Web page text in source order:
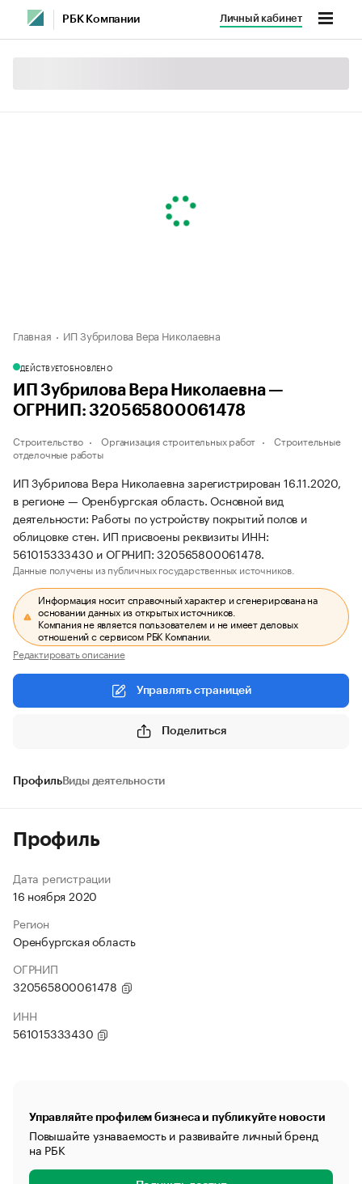
РБК Компании Личный кабинет
Главная ИП Зубрилова Вера Николаевна
ДЕЙСТВУЕТОБНОВЛЕНО
ИП Зубрилова Вера Николаевна —
ОГРНИП: 320565800061478
Строительство Организация строительных работ
Строительные
отделочные работы
ИП Зубрилова Вера Николаевна зарегистрирован 16.11.2020,
в регионе — Оренбургская область. Основной вид
деятельности: Работы по устройству покрытий полов и
облицовке стен. ИП присвоены реквизиты ИНН:
561015333430 и ОГРНИП: 320565800061478.
Данные получены из публичных государственных источников.
Информация носит справочный характер и сгенерирована на
основании данных из открытых источников.
Компания не является пользователем и не имеет деловых
отношений с сервисом РБК Компании.
Редактировать описание
Управлять страницей
Поделиться
ПрофильВиды деятельности
Профиль
Дата регистрации
16 ноября 2020
Регион
Оренбургская область
ОГРНИП
320565800061478
ИНН
561015333430
Управляйте профилем бизнеса и публикуйте новости
Повышайте узнаваемость и развивайте личный бренд
на РБК